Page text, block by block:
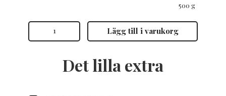
500 g
Det lilla extra
Rooibos
Jordgubb
Lägg till i varukorg